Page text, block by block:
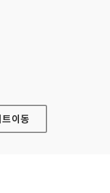
원 홈페이지
이동